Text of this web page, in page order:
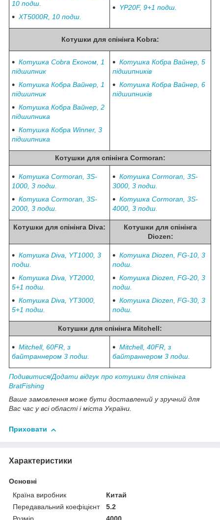
10 подш.
XT5000R, 10 подш.
YP20F, 9+1 подш.
Котушки для спінінга Kobra:
Котушка Cobra Економ, 1
підшипник
Котушка Кобра Вайнер, 1
підшипник
Котушка Кобра Вайнер, 2
підшипника
Котушка Кобра Winner, 3
підшипника
Котушка Кобра Вайнер, 5
підшипників
Котушка Кобра Вайнер, 6
підшипників
Котушки для спінінга Cormoran:
Котушка Cormoran, 3S-
1000, 3 подш.
Котушка Cormoran, 3S-
2000, 3 подш.
Котушка Cormoran, 3S-
3000, 3 подш.
Котушка Cormoran, 3S-
4000, 3 подш.
Котушки для спінінга Diva:
Котушки для спінінга
Diozen:
Котушка Diva, YT1000, 3
подш.
Котушка Diva, YT2000,
5+1 подш.
Котушка Diva, YT3000,
5+1 подш.
Котушка Diozen, FG-10, 3
подш.
Котушка Diozen, FG-20, 3
подш.
Котушка Diozen, FG-30, 3
подш.
Котушки для спінінга Mitchell:
Mitchell, 60FR, з
байтраннером 3 подш.
Mitchell, 40FR, з
байтраннером 3 подш.
Подивитися/Додати відгук про котушки для спінінга
BratFishing
Ваше замовлення може бути доставлений у зручний для
Вас час у всі області і міста України.
Приховати
Характеристики
Основні
Країна виробник
Китай
Передавальний коефіцієнт
5.2